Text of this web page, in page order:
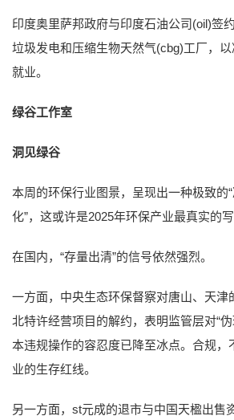
印度奥里萨邦政府与印度石油公司(oil)签
垃圾发电和压缩生物天然气(cbg)工厂，
就业。
绿谷工作室
洞见绿谷
本周的环保行业图景，呈现出一种极致的
化”，这或许是2025年环保产业最真实的写
在国内，“存量出清”的信号依然强烈。
一方面，中央生态环保督察对唐山、天津
北特许经营项目的解约，表明监管层对“
本违规操作的容忍度已降至冰点。合规，
业的生存红线。
另一方面，st元成的退市与中国天楹出售